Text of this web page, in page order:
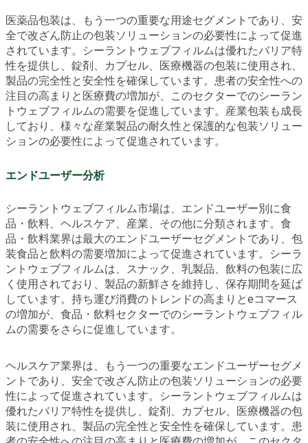
医薬品包装は、もう一つの重要な用途セグメントであり、安
全で改ざん防止の包装ソリューションの必要性によって促進
されています。シーラントウェブフィルムは優れたバリア特
性を提供し、錠剤、カプセル、医療機器の包装に使用され、
製品の完全性と安全性を確保しています。患者の安全性への
注目の高まりと医療費の増加が、このセクターでのシーラン
トウェブフィルムの需要を促進しています。産業包装も成長
しており、様々な産業製品の耐久性と保護的な包装ソリュー
ションの必要性によって促進されています。
エンドユーザー分析
シーラントウェブフィルム市場は、エンドユーザー別に食
品・飲料、ヘルスケア、産業、その他に分類されます。食
品・飲料業界は最大のエンドユーザーセグメントであり、包
装食品と飲料の需要増加によって促進されています。シーラ
ントウェブフィルムは、スナック、乳製品、飲料の包装に広
く使用されており、製品の新鮮さを維持し、保存期間を延ば
しています。持ち運び消費のトレンドの高まりとeコマース
の増加が、食品・飲料セクターでのシーラントウェブフィル
ムの需要をさらに促進しています。
ヘルスケア業界は、もう一つの重要なエンドユーザーセグメ
ントであり、安全で改ざん防止の包装ソリューションの必要
性によって促進されています。シーラントウェブフィルムは
優れたバリア特性を提供し、錠剤、カプセル、医療機器の包
装に使用され、製品の完全性と安全性を確保しています。患